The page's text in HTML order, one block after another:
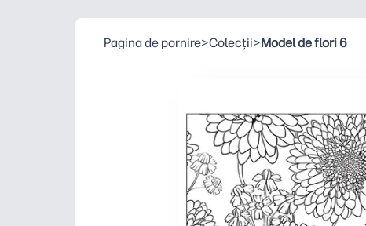
Pagina de pornire>Colecții>Model de flori 6